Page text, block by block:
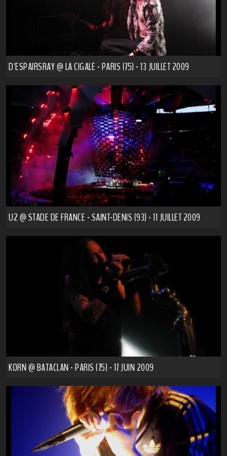
D'ESPAIRSRAY @ LA CIGALE - PARIS (75) - 13 JUILLET 2009
U2 @ STADE DE FRANCE - SAINT-DENIS (93) - 11 JUILLET 2009
KORN @ BATACLAN - PARIS (75) - 17 JUIN 2009